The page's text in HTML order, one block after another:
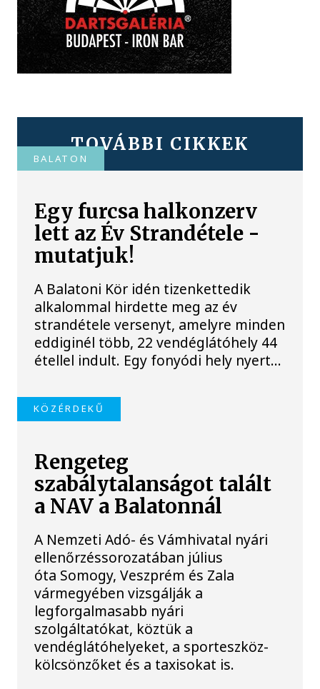
TOVÁBBI CIKKEK
BALATON
Egy furcsa halkonzerv
lett az Év Strandétele -
mutatjuk!
A Balatoni Kör idén tizenkettedik
alkalommal hirdette meg az év
strandétele versenyt, amelyre minden
eddiginél több, 22 vendéglátóhely 44
étellel indult. Egy fonyódi hely nyert...
KÖZÉRDEKŰ
Rengeteg
szabálytalanságot talált
a NAV a Balatonnál
A Nemzeti Adó- és Vámhivatal nyári
ellenőrzéssorozatában július
óta Somogy, Veszprém és Zala
vármegyében vizsgálják a
legforgalmasabb nyári
szolgáltatókat, köztük a
vendéglátóhelyeket, a sporteszköz-
kölcsönzőket és a taxisokat is.